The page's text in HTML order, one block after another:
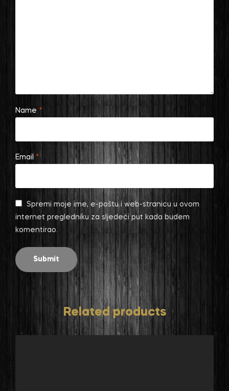
Name *
Email *
Spremi moje ime, e-poštu i web-stranicu u ovom
internet pregledniku za sljedeći put kada budem
komentirao.
Related products